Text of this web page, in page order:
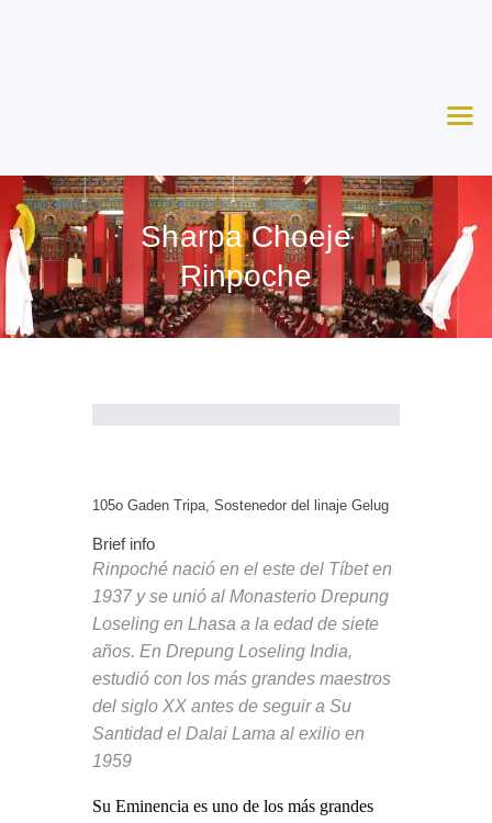
Sharpa Choeje
Rinpoche
Agenda
Apoya
Contacto
105o Gaden Tripa, Sostenedor del linaje Gelug
Brief info
Rinpoché nació en el este del Tíbet en
1937 y se unió al Monasterio Drepung
Loseling en Lhasa a la edad de siete
años. En Drepung Loseling India,
estudió con los más grandes maestros
del siglo XX antes de seguir a Su
Santidad el Dalai Lama al exilio en
1959
Su Eminencia es uno de los más grandes